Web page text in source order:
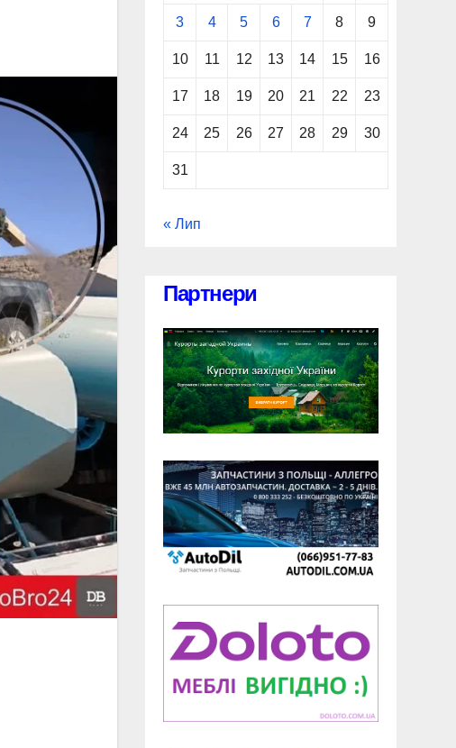
3 4 5 6 7 8 9
10 11 12 13 14 15 16
17 18 19 20 21 22 23
24 25 26 27 28 29 30
31
« Лип
Партнери